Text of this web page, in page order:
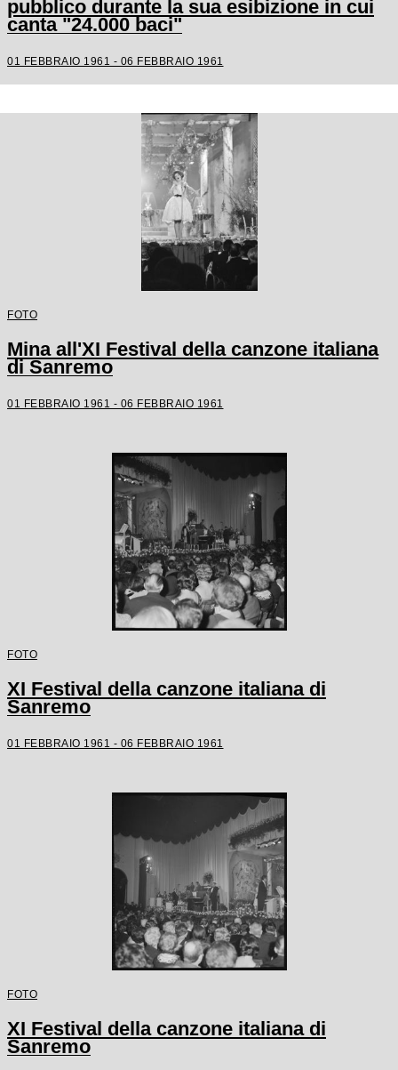
pubblico durante la sua esibizione in cui
canta "24.000 baci"
01 FEBBRAIO 1961 - 06 FEBBRAIO 1961
FOTO
Mina all'XI Festival della canzone italiana
di Sanremo
01 FEBBRAIO 1961 - 06 FEBBRAIO 1961
FOTO
XI Festival della canzone italiana di
Sanremo
01 FEBBRAIO 1961 - 06 FEBBRAIO 1961
FOTO
XI Festival della canzone italiana di
Sanremo